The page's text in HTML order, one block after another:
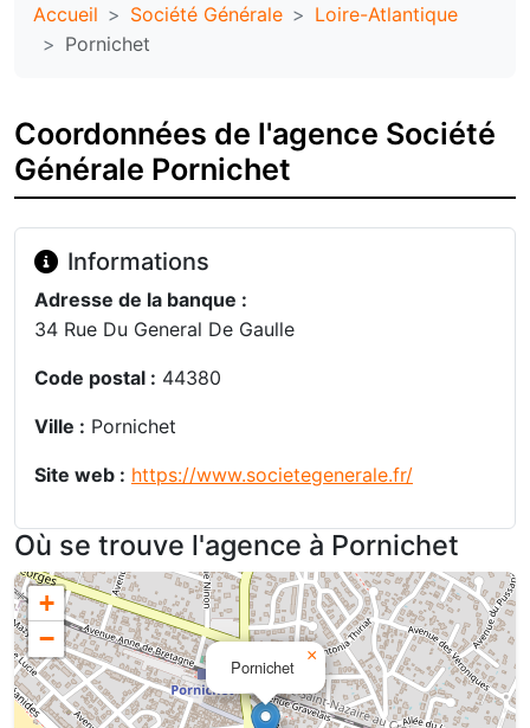
Accueil Société Générale
Loire-Atlantique
Pornichet
Coordonnées de l'agence Société
Générale Pornichet
Informations
Adresse de la banque :
34 Rue Du General De Gaulle
Code postal : 44380
Ville : Pornichet
Site web : https://www.societegenerale.fr/
Où se trouve l'agence à Pornichet
Pornichet
×
+
−